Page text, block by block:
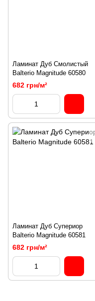
Ламинат Дуб Смолистый
Balterio Magnitude 60580
682 грн/м²
Ламинат Дуб Супериор
Balterio Magnitude 60581
682 грн/м²